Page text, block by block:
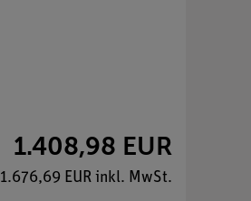
1.408,98 EUR
1.676,69 EUR inkl. MwSt.